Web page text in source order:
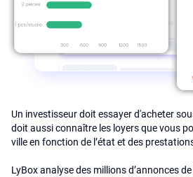
Un investisseur doit essayer d'acheter
doit aussi connaître les loyers que vous
ville en fonction de l’état et des
LyBox analyse des millions d’annonces